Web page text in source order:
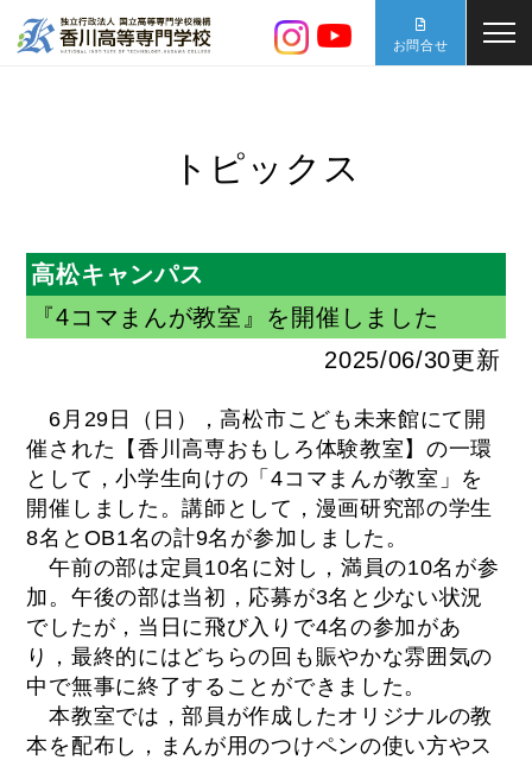
お問合せ
トピックス
高松キャンパス
『4コマまんが教室』を開催しました
2025/06/30更新
6月29日（日），高松市こども未来館にて開
催された【香川高専おもしろ体験教室】の一環
として，小学生向けの「4コマまんが教室」を
開催しました。講師として，漫画研究部の学生
8名とOB1名の計9名が参加しました。
午前の部は定員10名に対し，満員の10名が参
加。午後の部は当初，応募が3名と少ない状況
でしたが，当日に飛び入りで4名の参加があ
り，最終的にはどちらの回も賑やかな雰囲気の
中で無事に終了することができました。
本教室では，部員が作成したオリジナルの教
本を配布し，まんが用のつけペンの使い方やス